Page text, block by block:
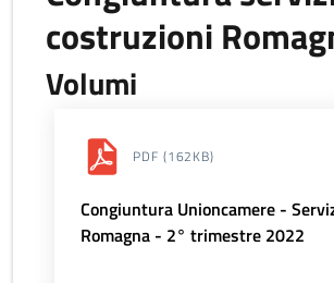
costruzioni
Volumi
PDF (162KB)
Congiuntura Unioncamere -
Romagna - 2° trimestre 2022